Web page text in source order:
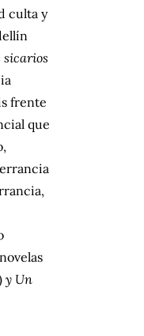
culta y
sicarios
frente
que
y Un